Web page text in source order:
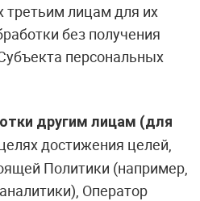
третьим лицам для их
без получения
персональных
другим лицам (для
достижения целей,
Политики (например,
Оператор